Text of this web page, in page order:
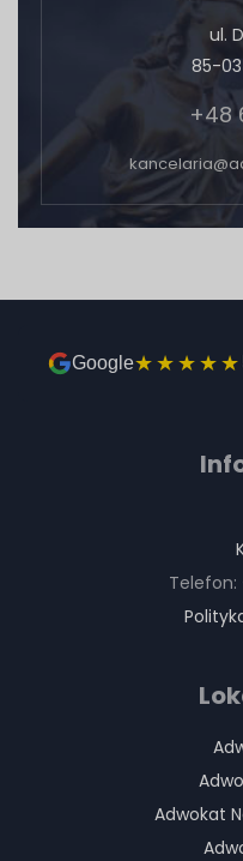
ul.
85-
+48
Google★★★★★
Telefon:
Adwokat